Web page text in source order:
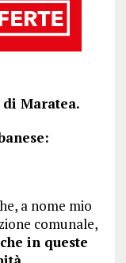
Maratea.
a nome mio
comunale,
in queste